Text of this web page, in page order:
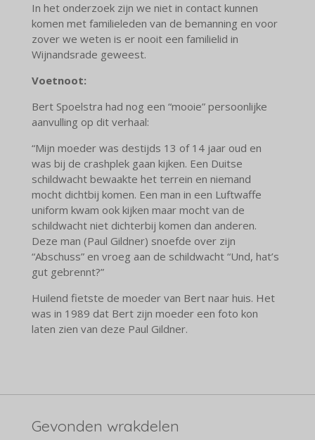
In het onderzoek zijn we niet in contact kunnen
komen met familieleden van de bemanning en voor
zover we weten is er nooit een familielid in
Wijnandsrade geweest.
Voetnoot:
Bert Spoelstra had nog een “mooie” persoonlijke
aanvulling op dit verhaal:
“Mijn moeder was destijds 13 of 14 jaar oud en
was bij de crashplek gaan kijken. Een Duitse
schildwacht bewaakte het terrein en niemand
mocht dichtbij komen. Een man in een Luftwaffe
uniform kwam ook kijken maar mocht van de
schildwacht niet dichterbij komen dan anderen.
Deze man (Paul Gildner) snoefde over zijn
“Abschuss” en vroeg aan de schildwacht “Und, hat’s
gut gebrennt?”
Huilend fietste de moeder van Bert naar huis. Het
was in 1989 dat Bert zijn moeder een foto kon
laten zien van deze Paul Gildner.
Gevonden wrakdelen